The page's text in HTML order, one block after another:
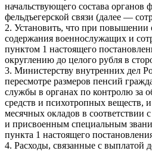
начальствующего состава органов
фельдъегерской связи (далее —
2. Установить, что при повышении
содержания военнослужащих и
пунктом 1 настоящего
округлению до целого рубля в
3. Министерству внутренних дел
пересмотре размеров пенсий
службы в органах по контролю за
средств и психотропных веществ,
месячных окладов в соответствии
и присвоенным специальным
пункта 1 настоящего
4. Расходы, связанные с выплатой